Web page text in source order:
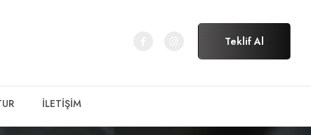
Teklif Al
İLETİŞİM